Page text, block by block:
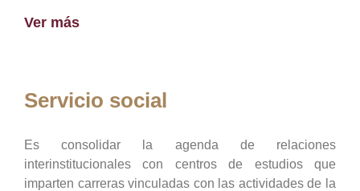
Ver más
Servicio social
Es consolidar la agenda de relaciones
interinstitucionales con centros de estudios que
imparten carreras vinculadas con las actividades de la